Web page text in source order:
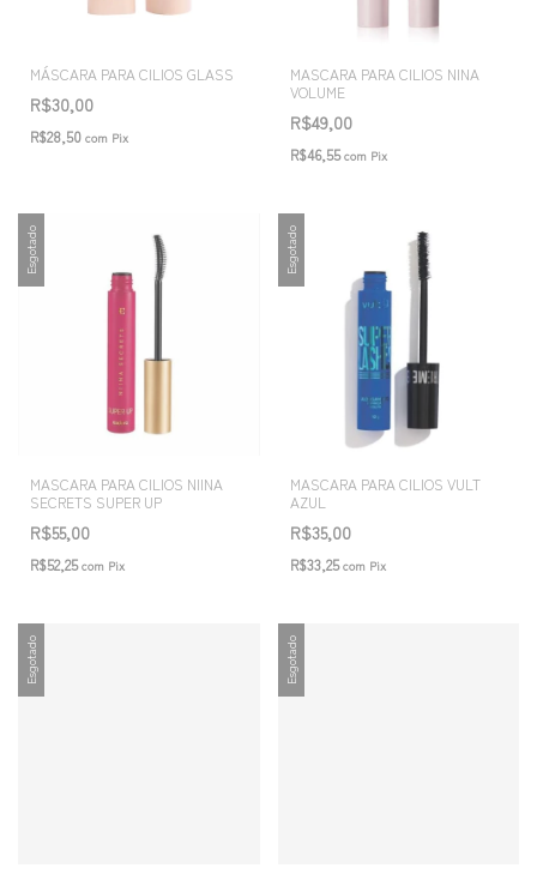
MÁSCARA PARA CILIOS GLASS
R$30,00
R$28,50 com Pix
MASCARA PARA CILIOS NINA
VOLUME
R$49,00
R$46,55com Pix
Esgotado
MASCARA PARA CILIOS NIINA
SECRETS SUPER UP
R$55,00
R$52,25com Pix
Esgotado
MASCARA PARA CILIOS VULT
AZUL
R$35,00
R$33,25com Pix
Esgotado Esgotado